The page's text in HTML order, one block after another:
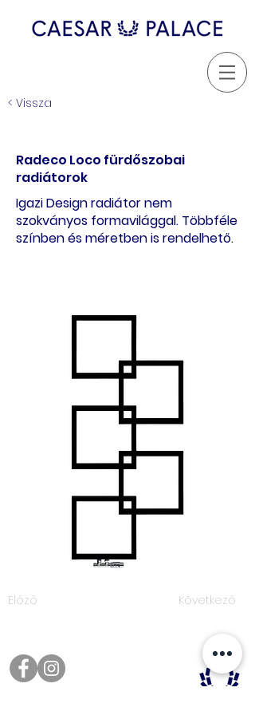
< Vissza
Radeco Loco fürdőszobai
radiátorok
Igazi Design radiátor nem
szokványos formavilággal. Többféle
színben és méretben is rendelhető.
Előző Következő